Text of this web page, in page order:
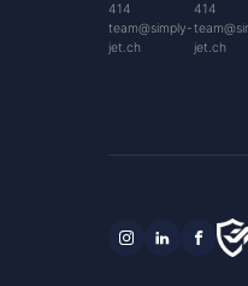
414
team@simply-
jet.ch
414
jet.ch